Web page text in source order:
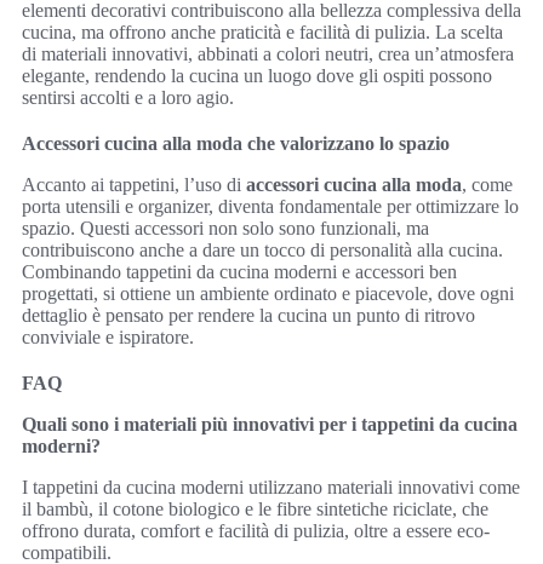
elementi decorativi contribuiscono alla bellezza complessiva della
cucina, ma offrono anche praticità e facilità di pulizia. La scelta
di materiali innovativi, abbinati a colori neutri, crea un’atmosfera
elegante, rendendo la cucina un luogo dove gli ospiti possono
sentirsi accolti e a loro agio.
Accessori cucina alla moda che valorizzano lo spazio
Accanto ai tappetini, l’uso di accessori cucina alla moda, come
porta utensili e organizer, diventa fondamentale per ottimizzare lo
spazio. Questi accessori non solo sono funzionali, ma
contribuiscono anche a dare un tocco di personalità alla cucina.
Combinando tappetini da cucina moderni e accessori ben
progettati, si ottiene un ambiente ordinato e piacevole, dove ogni
dettaglio è pensato per rendere la cucina un punto di ritrovo
conviviale e ispiratore.
FAQ
Quali sono i materiali più innovativi per i tappetini da cucina
moderni?
I tappetini da cucina moderni utilizzano materiali innovativi come
il bambù, il cotone biologico e le fibre sintetiche riciclate, che
offrono durata, comfort e facilità di pulizia, oltre a essere eco-
compatibili.